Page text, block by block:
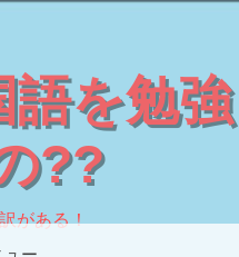
語を勉強
??
がある！